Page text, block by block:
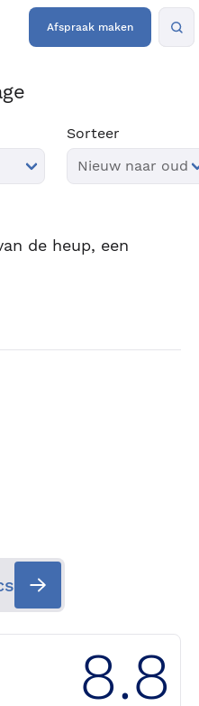
Afspraak maken
Sorteer
de heup, een
8.8